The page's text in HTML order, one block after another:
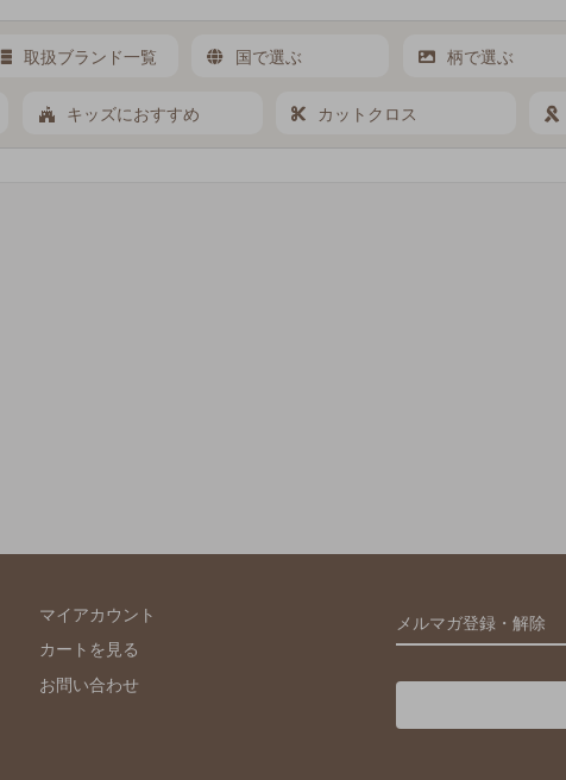
取扱ブランド一覧 国で選ぶ 柄で選ぶ
キッズにおすすめ カットクロス
メルマガ登録・解除
マイアカウント
カートを見る
お問い合わせ